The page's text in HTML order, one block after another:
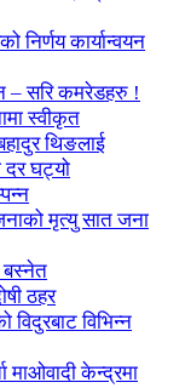
निर्णय कार्यान्वयन
– सरि कमरेडहरु !
स्वीकृत
थिङलाई
घट्यो
मृत्यु सात जना
बस्नेत
ठहर
विदुरबाट विभिन्न
माओवादी केन्द्रमा